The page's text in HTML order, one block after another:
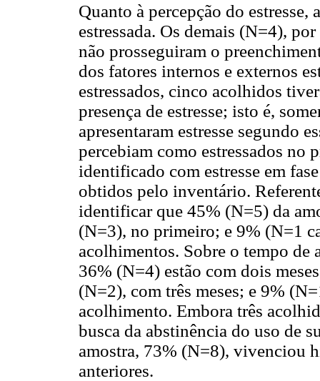
Quanto à percepção do
estressada. Os demais (N=4),
não prosseguiram o
dos fatores internos e externos
estressados, cinco acolhidos
presença de estresse; isto é,
apresentaram estresse segundo
percebiam como estressados
identificado com estresse em
obtidos pelo inventário.
identificar que 45% (N=5) da
(N=3), no primeiro; e 9% (N=1
acolhimentos. Sobre o tempo
36% (N=4) estão com dois
(N=2), com três meses; e 9%
acolhimento. Embora três
busca da abstinência do uso de
amostra, 73% (N=8), vivenciou
anteriores.